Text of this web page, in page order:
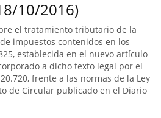
10/2016)
el tratamiento tributario de la
impuestos contenidos en los
establecida en el nuevo artículo
a dicho texto legal por el
frente a las normas de la Ley
de Circular publicado en el Diario